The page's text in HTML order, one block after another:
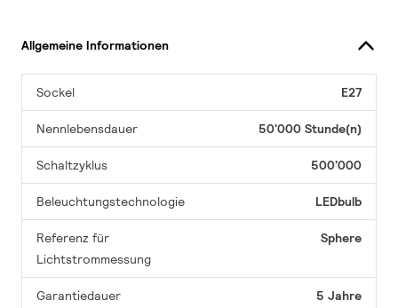
Allgemeine Informationen
Sockel E27
Nennlebensdauer 50'000 Stunde(n)
Schaltzyklus 500'000
Beleuchtungstechnologie LEDbulb
Referenz für
Lichtstrommessung
Sphere
Garantiedauer 5 Jahre